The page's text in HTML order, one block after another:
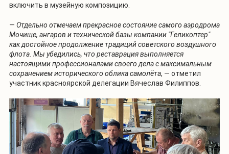
включить в музейную композицию.
— Отдельно отмечаем прекрасное состояние самого аэродрома
Мочище, ангаров и технической базы компании "Геликоптер"
как достойное продолжение традиций советского воздушного
флота. Мы убедились, что реставрация выполняется
настоящими профессионалами своего дела с максимальным
сохранением исторического облика самолёта, — отметил
участник красноярской делегации Вячеслав Филиппов.